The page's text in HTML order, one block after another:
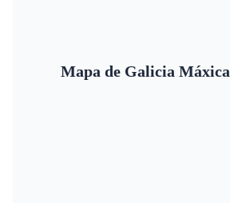
Mapa de Galicia Máxica